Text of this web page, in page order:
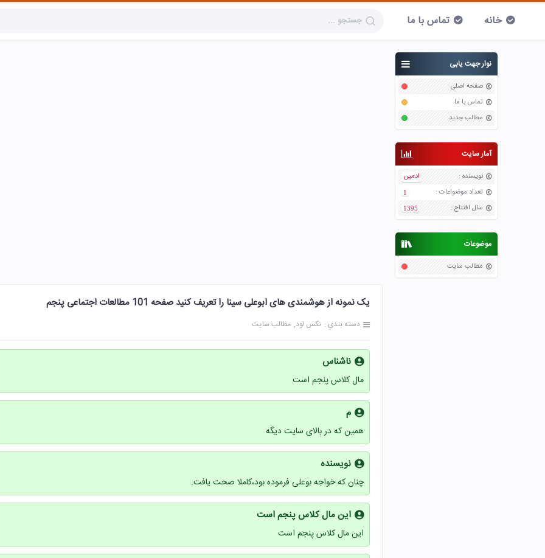
خانه تماس با ما
نوار جهت یابی
صفحه اصلی
تماس با ما
مطالب جدید
آمار سایت
نویسنده :
ادمین
تعداد موضواعات :
1
سال افتتاح :
1395
موضوعات
مطالب سایت
یک نمونه از هوشمندی های ابوعلی سینا را تعریف کنید صفحه 101 مطالعات اجتماعی پنجم
دسته بندی : نکس لود مطالب سایت
ناشناس
مال کلاس پنجم است
م
همین که در بالای سایت دیگه
نویسنده
چنان که خواجه بوعلی فرموده بود،کاملا صحت یافت.
این مال کلاس پنجم است
این مال کلاس پنجم است